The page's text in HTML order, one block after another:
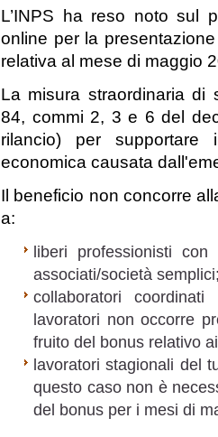
L’INPS ha reso noto sul
online per la
relativa al mese di maggio
La misura straordinaria di
84, commi 2, 3 e 6 del
rilancio) per
economica causata
Il beneficio non concorre
a:
liberi professionisti
associati/società
collaboratori
lavoratori non occorre
fruito del bonus relativo
lavoratori stagionali del
questo caso non è
del bonus per i mesi di